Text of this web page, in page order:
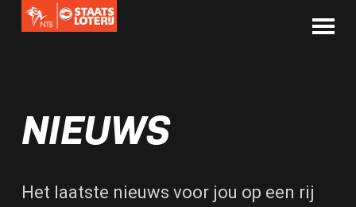
NIEUWS
Het laatste nieuws voor jou op een rij